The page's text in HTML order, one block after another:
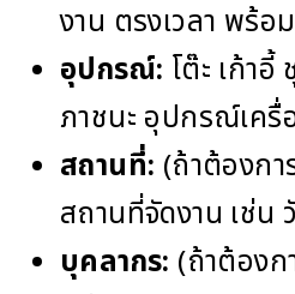
งาน ตรงเวลา พร้อ
อุปกรณ์: โต๊ะ เก้า
ภาชนะ อุปกรณ์เครื่
สถานที่: (ถ้าต้องกา
สถานที่จัดงาน เช่น
บุคลากร: (ถ้าต้อง